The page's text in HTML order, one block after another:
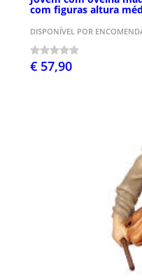
com figuras altura
DISPONÍVEL POR
€ 57,90